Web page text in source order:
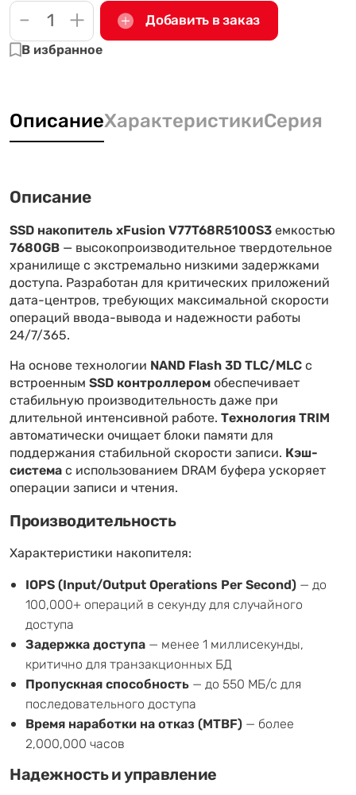
- + Добавить в заказ
В избранное
ОписаниеХарактеристикиСерия
Описание
SSD накопитель xFusion V77T68R5100S3емкостью
7680GB — высокопроизводительное твердотельное
хранилище с экстремально низкими задержками
доступа. Разработан для критических приложений
дата-центров, требующих максимальной скорости
операций ввода-вывода и надежности работы
24/7/365.
На основе технологии NAND Flash 3D TLC/MLCс
встроенным SSD контроллеромобеспечивает
стабильную производительность даже при
длительной интенсивной работе. Технология TRIM
автоматически очищает блоки памяти для
поддержания стабильной скорости записи. Кэш-
системас использованием DRAM буфера ускоряет
операции записи и чтения.
Производительность
Характеристики накопителя:
IOPS (Input/Output Operations Per Second) — до
100,000+ операций в секунду для случайного
доступа
Задержка доступа — менее 1 миллисекунды,
критично для транзакционных БД
Пропускная способность — до 550 МБ/с для
последовательного доступа
Время наработки на отказ (MTBF) — более
2,000,000 часов
Надежность и управление